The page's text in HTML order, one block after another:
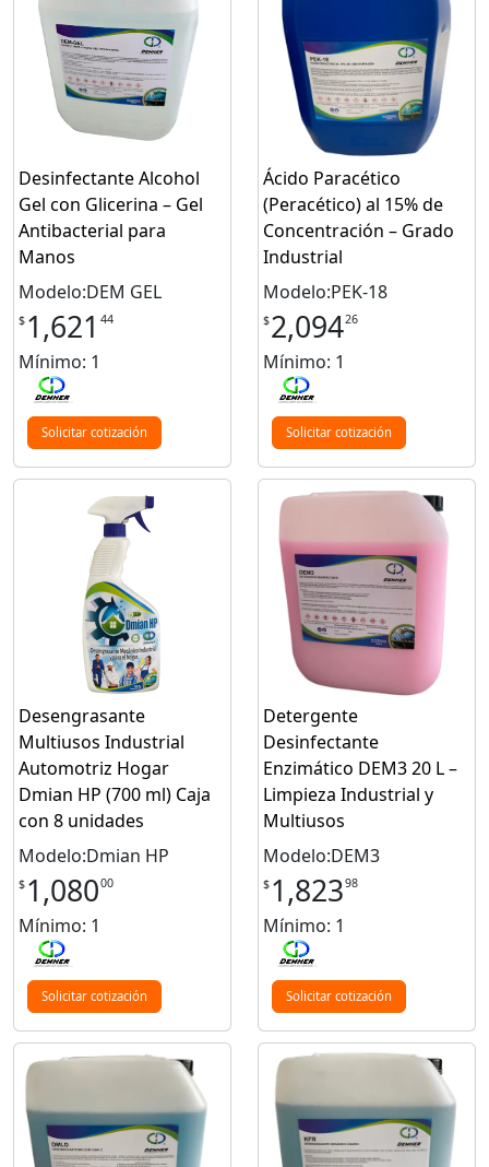
Desinfectante Alcohol
Gel con Glicerina – Gel
Antibacterial para
Manos
Modelo:DEM GEL
$ 1,621 44
Mínimo: 1
Solicitar cotización
Ácido Paracético
(Peracético) al 15% de
Concentración – Grado
Industrial
Modelo:PEK-18
$2,09426
Mínimo: 1
Solicitar cotización
Desengrasante
Multiusos Industrial
Automotriz Hogar
Dmian HP (700 ml) Caja
con 8 unidades
Modelo:Dmian HP
$ 1,08000
Mínimo: 1
Solicitar cotización
Detergente
Desinfectante
Enzimático DEM3 20 L –
Limpieza Industrial y
Multiusos
Modelo:DEM3
$ 1,82398
Mínimo: 1
Solicitar cotización